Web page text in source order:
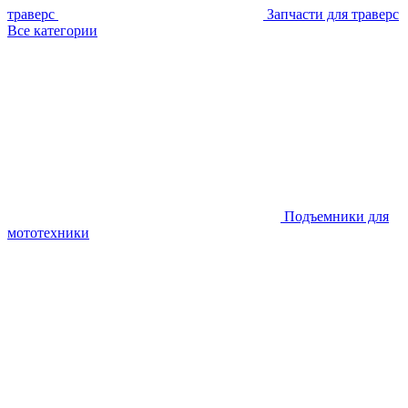
траверс
Запчасти для траверс
Все категории
Подъемники для
мототехники